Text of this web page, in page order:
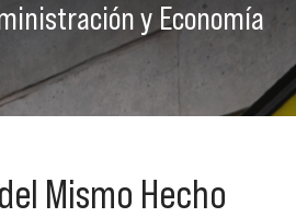
y Economía
Mismo Hecho